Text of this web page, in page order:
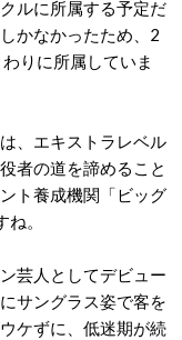
ルに所属する予定だ
かなかったため、2
りに所属していま
、エキストラレベル
者の道を諦めること
ト養成機関「ビッグ
。
芸人としてデビュー
サングラス姿で客を
ケずに、低迷期が続